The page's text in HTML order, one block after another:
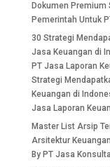
Dokumen
Pemerintah Untuk
30 Strategi
Jasa Keuangan di
PT Jasa Laporan
Strategi
Keuangan di
Jasa Laporan
Master List Arsip
Arsitektur
By PT Jasa